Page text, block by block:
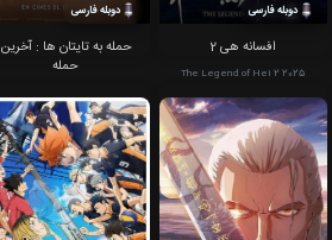
دوبله فارسی
افسانه هی 2
The Legend of Hei 2 2025
دوبله فارسی
حمله به تایتان ها : آخرین
حمله
Last Attack 2024